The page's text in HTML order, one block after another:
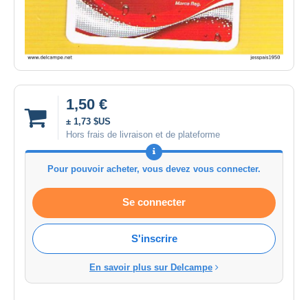
1,50 €
± 1,73 $US
Hors frais de livraison et de plateforme
Pour pouvoir acheter, vous devez vous connecter.
Se connecter
S'inscrire
En savoir plus sur Delcampe